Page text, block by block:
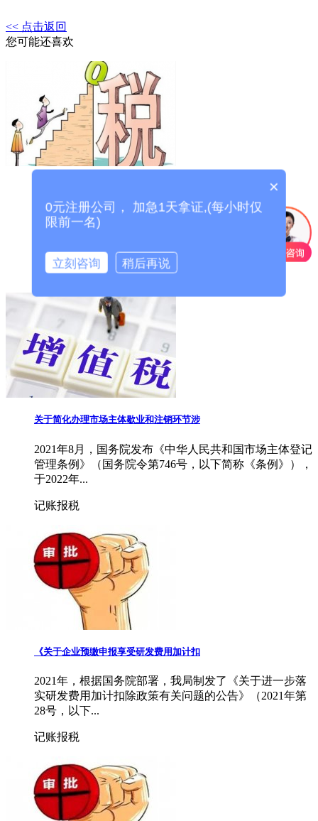
×
0元注册公司， 加急1天拿证,(每小时仅
限前一名)
立刻咨询 稍后再说
<< 点击返回
您可能还喜欢
根据《中华人民共和国税收征收管理法实施细则》第一
百零九条规定，结合《国务院办公厅关于2024年部分节
记账报税
关于简化办理市场主体歇业和注销环节涉
2021年8月，国务院发布《中华人民共和国市场主体登记
管理条例》（国务院令第746号，以下简称《条例》），
于2022年...
记账报税
《关于企业预缴申报享受研发费用加计扣
2021年，根据国务院部署，我局制发了《关于进一步落
实研发费用加计扣除政策有关问题的公告》（2021年第
28号，以下...
记账报税